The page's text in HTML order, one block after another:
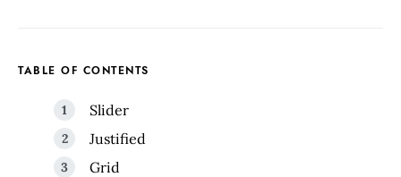
TABLE OF CONTENTS
Slider
Justified
Grid